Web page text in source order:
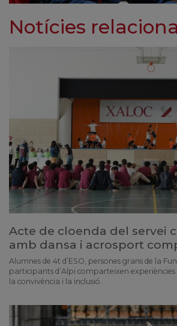
Notícies
Acte de cloenda del servei
amb dansa i acrosport
Alumnes de 4t d’ESO, persones grans de la
participants d’Alpi comparteixen
la convivència i la inclusió.